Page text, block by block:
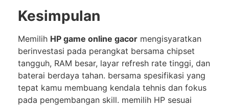
Kesimpulan
Memilih HP game online gacor mengisyaratkan
berinvestasi pada perangkat bersama chipset
tangguh, RAM besar, layar refresh rate tinggi, dan
baterai berdaya tahan. bersama spesifikasi yang
tepat kamu membuang kendala tehnis dan fokus
pada pengembangan skill. memilih HP sesuai